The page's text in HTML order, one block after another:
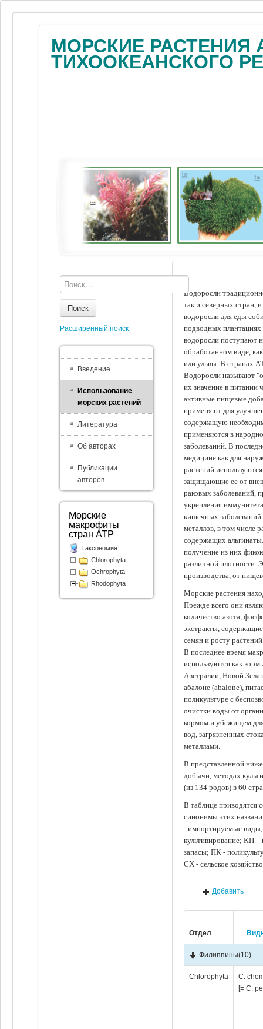
МОРСКИЕ РАСТЕНИЯ
ТИХООКЕАНСКОГО
Водоросли
так и северных стран,
водоросли для еды
подводных
водоросли поступают
обработанном виде,
или ульвы. В странах
Водоросли называют
их значение в питании
активные пищевые
применяют для
содержащую
применяются в
заболеваний. В
медицине как для
растений
защищающие ее от
раковых заболеваний,
укрепления
кишечных
металлов, в том числе
содержащих
получение из них
различной плотности.
производства, от
Морские растения
Прежде всего они
количество азота,
экстракты,
семян и росту
В последнее время
используются как
Австралии, Новой
абалоне (abalone),
поликультуре с
очистки воды от
кормом и убежищем
вод, загрязненных
металлами.
В представленной
добычи, методах
(из 134 родов) в 60
В таблице приводятся
синонимы этих
- импортируемые
культивирование; КП
запасы; ПК -
СХ - сельское
Добавить
Отдел
Филиппины(10)
Chlorophyta
C.
[= C.
Поиск
Расширенный поиск
Введение
Использование
морских растений
Литература
Об авторах
Публикации
авторов
Морские
макрофиты
стран АТР
Таксономия
Chlorophyta
Ochrophyta
Rhodophyta